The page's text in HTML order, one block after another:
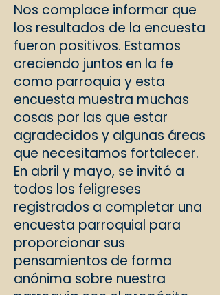
Nos complace informar que
los resultados de la encuesta
fueron positivos. Estamos
creciendo juntos en la fe
como parroquia y esta
encuesta muestra muchas
cosas por las que estar
agradecidos y algunas áreas
que necesitamos fortalecer.
En abril y mayo, se invitó a
todos los feligreses
registrados a completar una
encuesta parroquial para
proporcionar sus
pensamientos de forma
anónima sobre nuestra